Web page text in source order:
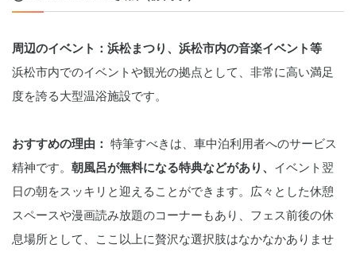
周辺のイベント：浜松まつり、浜松市内の音楽イベント等
浜松市内でのイベントや観光の拠点として、非常に高い満足
度を誇る大型温浴施設です。
おすすめの理由：
特筆すべきは、車中泊利用者へのサービス
精神です。 朝風呂が無料になる特典などがあり、 イベント翌
日の朝をスッキリと迎えることができます。広々とした休憩
スペースや漫画読み放題のコーナーもあり、フェス前後の休
息場所として、ここ以上に贅沢な選択肢はなかなかありませ